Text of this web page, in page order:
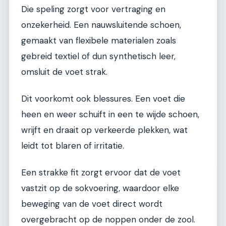
Die speling zorgt voor vertraging en
onzekerheid. Een nauwsluitende schoen,
gemaakt van flexibele materialen zoals
gebreid textiel of dun synthetisch leer,
omsluit de voet strak.
Dit voorkomt ook blessures. Een voet die
heen en weer schuift in een te wijde schoen,
wrijft en draait op verkeerde plekken, wat
leidt tot blaren of irritatie.
Een strakke fit zorgt ervoor dat de voet
vastzit op de sokvoering, waardoor elke
beweging van de voet direct wordt
overgebracht op de noppen onder de zool.